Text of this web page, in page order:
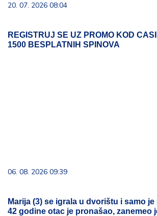
20. 07. 2026 08:04
REGISTRUJ SE UZ PROMO KOD
1500 BESPLATNIH SPINOVA
06. 08. 2026 09:39
Marija (3) se igrala u dvorištu i samo
42 godine otac je pronašao, zanemeo